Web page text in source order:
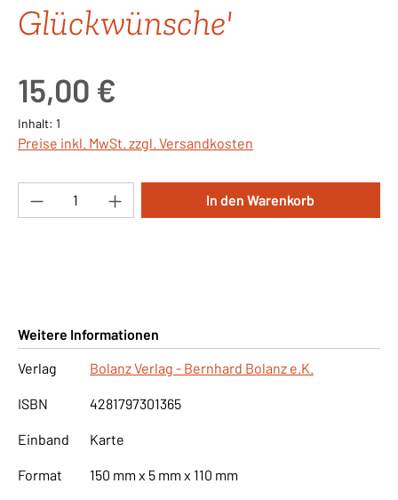
Glückwünsche'
15,00 €
Inhalt: 1
Preise inkl. MwSt. zzgl. Versandkosten
Produkt Anzahl: Gib den gewünschten
In den Warenkorb
Weitere Informationen
Verlag
Bolanz Verlag - Bernhard Bolanz e.K.
ISBN 4281797301365
Einband Karte
Format 150 mm x 5 mm x 110 mm